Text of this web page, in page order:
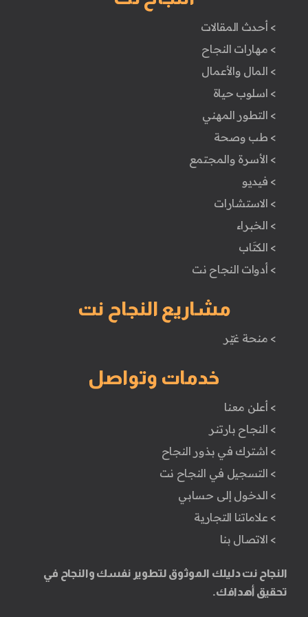
> أحدث المقالات
> مهارات النجاح
> المال والأعمال
> اسلوب حياة
> التطور المهني
> طب وصحة
> الأسرة والمجتمع
> فيديو
> الاستشارات
> الخبراء
> الكتَاب
> أدوات النجاح نت
مشاريع النجاح نت
> منحة غيّر
خدمات وتواصل
> أعلن معنا
> النجاح بارتنر
> اشترك في بذور النجاح
> التسجيل في النجاح نت
> الدخول إلى حسابي
> علاماتنا التجارية
> الاتصال بنا
النجاح نت دليلك الموثوق لتطوير نفسك والنجاح في
تحقيق أهدافك.